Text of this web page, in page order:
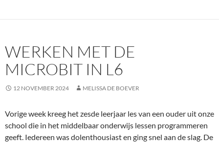
WERKEN MET DE
MICROBIT IN L6
12 NOVEMBER 2024 MELISSA DE BOEVER
Vorige week kreeg het zesde leerjaar les van een ouder uit onze
school die in het middelbaar onderwijs lessen programmeren
geeft. Iedereen was dolenthousiast en ging snel aan de slag. De